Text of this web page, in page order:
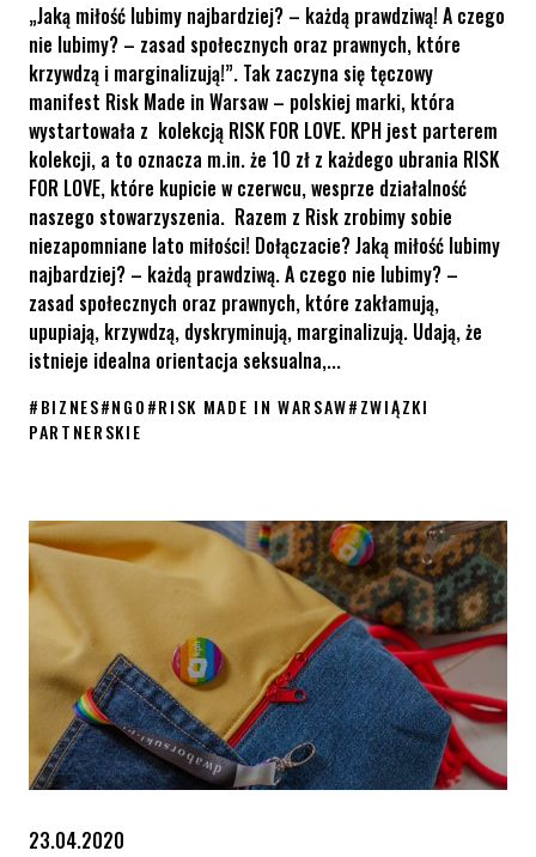
„Jaką miłość lubimy najbardziej? – każdą prawdziwą! A czego
nie lubimy? – zasad społecznych oraz prawnych, które
krzywdzą i marginalizują!”. Tak zaczyna się tęczowy
manifest Risk Made in Warsaw – polskiej marki, która
wystartowała z kolekcją RISK FOR LOVE. KPH jest parterem
kolekcji, a to oznacza m.in. że 10 zł z każdego ubrania RISK
FOR LOVE, które kupicie w czerwcu, wesprze działalność
naszego stowarzyszenia. Razem z Risk zrobimy sobie
niezapomniane lato miłości! Dołączacie? Jaką miłość lubimy
najbardziej? – każdą prawdziwą. A czego nie lubimy? –
zasad społecznych oraz prawnych, które zakłamują,
upupiają, krzywdzą, dyskryminują, marginalizują. Udają, że
istnieje idealna orientacja seksualna,...
#BIZNES#NGO#RISK MADE IN WARSAW#ZWIĄZKI
PARTNERSKIE
23.04.2020